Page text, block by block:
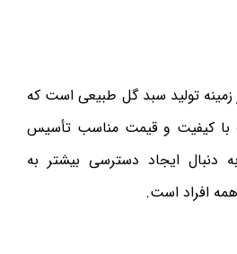
زمینه تولید سبد گل طبیعی است که
با کیفیت و قیمت مناسب تأسیس
دنبال ایجاد دسترسی بیشتر به
افراد است.